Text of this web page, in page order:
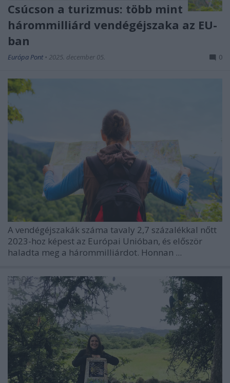
Csúcson a turizmus: több mint
hárommilliárd vendégéjszaka az EU-
ban
Európa Pont • 2025. december 05. 0
A vendégéjszakák száma tavaly 2,7 százalékkal nőtt
2023-hoz képest az Európai Unióban, és először
haladta meg a hárommilliárdot. Honnan ...